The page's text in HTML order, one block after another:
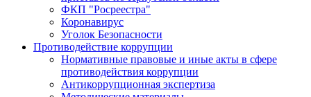
ФКП "Росреестра"
Коронавирус
Уголок Безопасности
Противодействие коррупции
Нормативные правовые и иные акты в сфере
противодействия коррупции
Антикоррупционная экспертиза